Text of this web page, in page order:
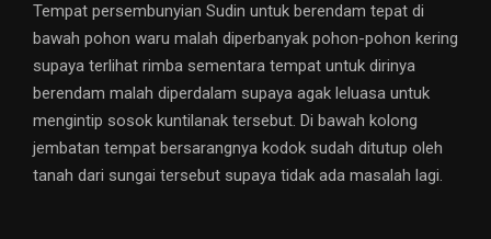
Tempat persembunyian Sudin untuk berendam tepat di
bawah pohon waru malah diperbanyak pohon-pohon kering
supaya terlihat rimba sementara tempat untuk dirinya
berendam malah diperdalam supaya agak leluasa untuk
mengintip sosok kuntilanak tersebut. Di bawah kolong
jembatan tempat bersarangnya kodok sudah ditutup oleh
tanah dari sungai tersebut supaya tidak ada masalah lagi.